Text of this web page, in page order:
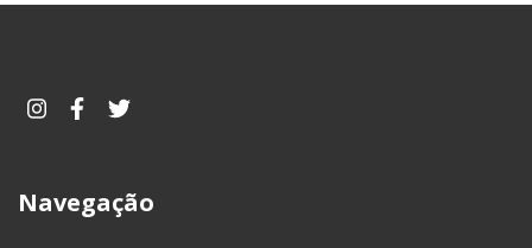
Navegação